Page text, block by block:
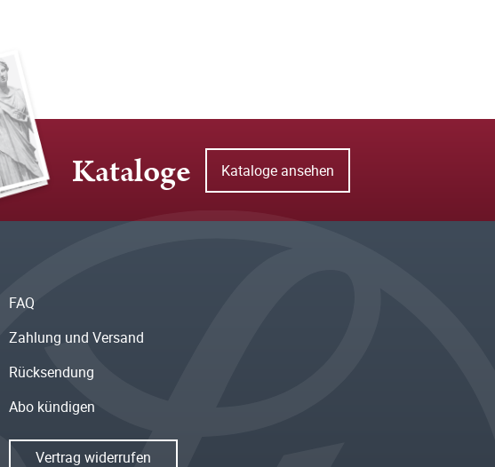
Kataloge Kataloge ansehen
FAQ
Zahlung und Versand
Rücksendung
Abo kündigen
Vertrag widerrufen